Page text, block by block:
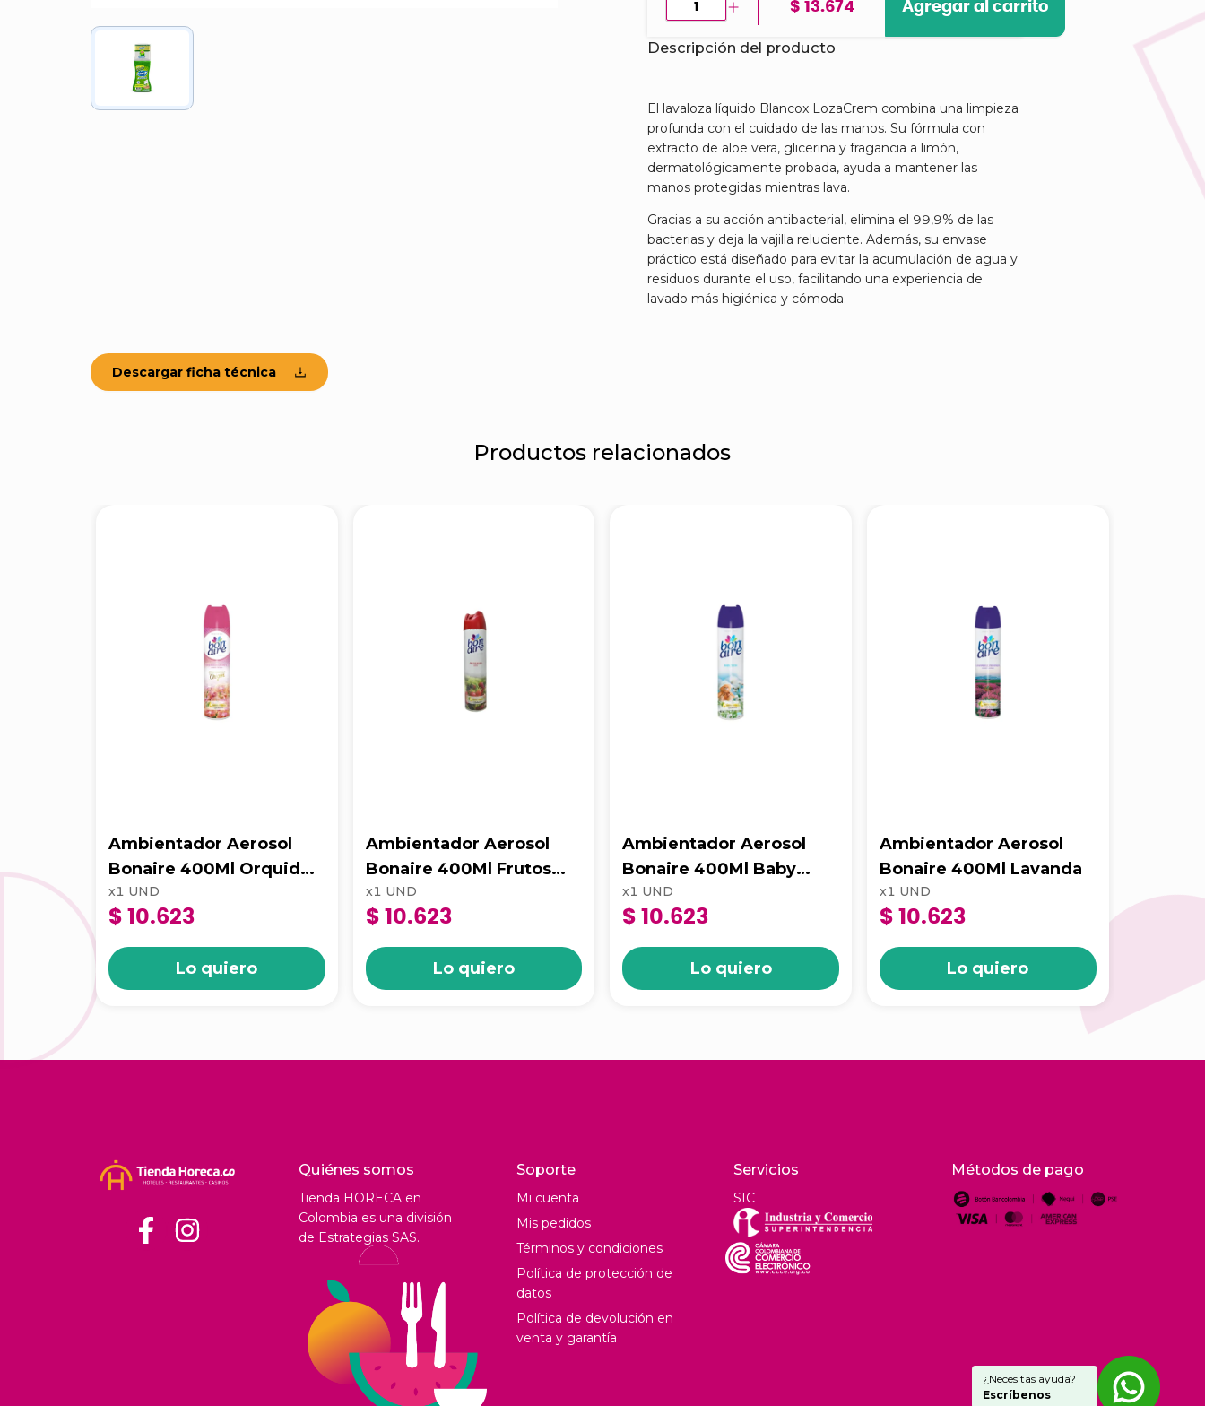
$ 13.674 Agregar al carrito
Descripción del producto
El lavaloza líquido Blancox LozaCrem combina una limpieza
profunda con el cuidado de las manos. Su fórmula con
extracto de aloe vera, glicerina y fragancia a limón,
dermatológicamente probada, ayuda a mantener las
manos protegidas mientras lava.
Gracias a su acción antibacterial, elimina el 99,9% de las
bacterias y deja la vajilla reluciente. Además, su envase
práctico está diseñado para evitar la acumulación de agua y
residuos durante el uso, facilitando una experiencia de
lavado más higiénica y cómoda.
Descargar ficha técnica
Productos relacionados
Ambientador Aerosol
Bonaire 400Ml Orquidea
De Los Andes Floral
x1 UND
$ 10.623
Lo quiero
Ambientador Aerosol
Bonaire 400Ml Frutos
Rojos Mora Silvestres
x1 UND
$ 10.623
Lo quiero
Ambientador Aerosol
Bonaire 400Ml Baby
Fresh
x1 UND
$ 10.623
Lo quiero
Ambientador Aerosol
Bonaire 400Ml Lavanda
x1 UND
$ 10.623
Lo quiero
CON
UND
Quiénes somos
Tienda HORECA en
Colombia es una división
de Estrategias SAS.
Soporte
Mi cuenta
Mis pedidos
Términos y condiciones
Política de protección de
datos
Política de devolución en
venta y garantía
Servicios
SIC
Métodos de pago
¿Necesitas ayuda?
Escríbenos